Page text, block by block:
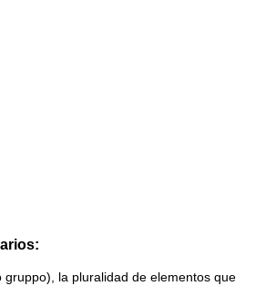
la pluralidad de elementos que